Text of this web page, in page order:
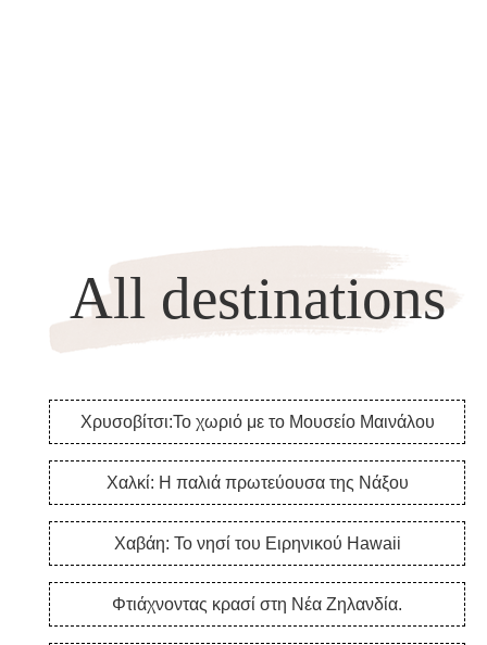
All destinations
Χρυσοβίτσι:Το χωριό με το Μουσείο Μαινάλου
Χαλκί: Η παλιά πρωτεύουσα της Νάξου
Χαβάη: Το νησί του Ειρηνικού Hawaii
Φτιάχνοντας κρασί στη Νέα Ζηλανδία.